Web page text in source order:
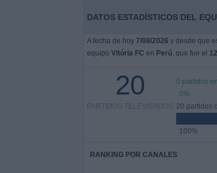
DATOS ESTADÍSTICOS DEL
A fecha de hoy 7/08/2026 y desde que
equipo Vitória FC en Perú, que fue el
20
PARTIDOS TELEVISADOS
0 partidos
0%
20 partidos
100%
RANKING POR CANALES